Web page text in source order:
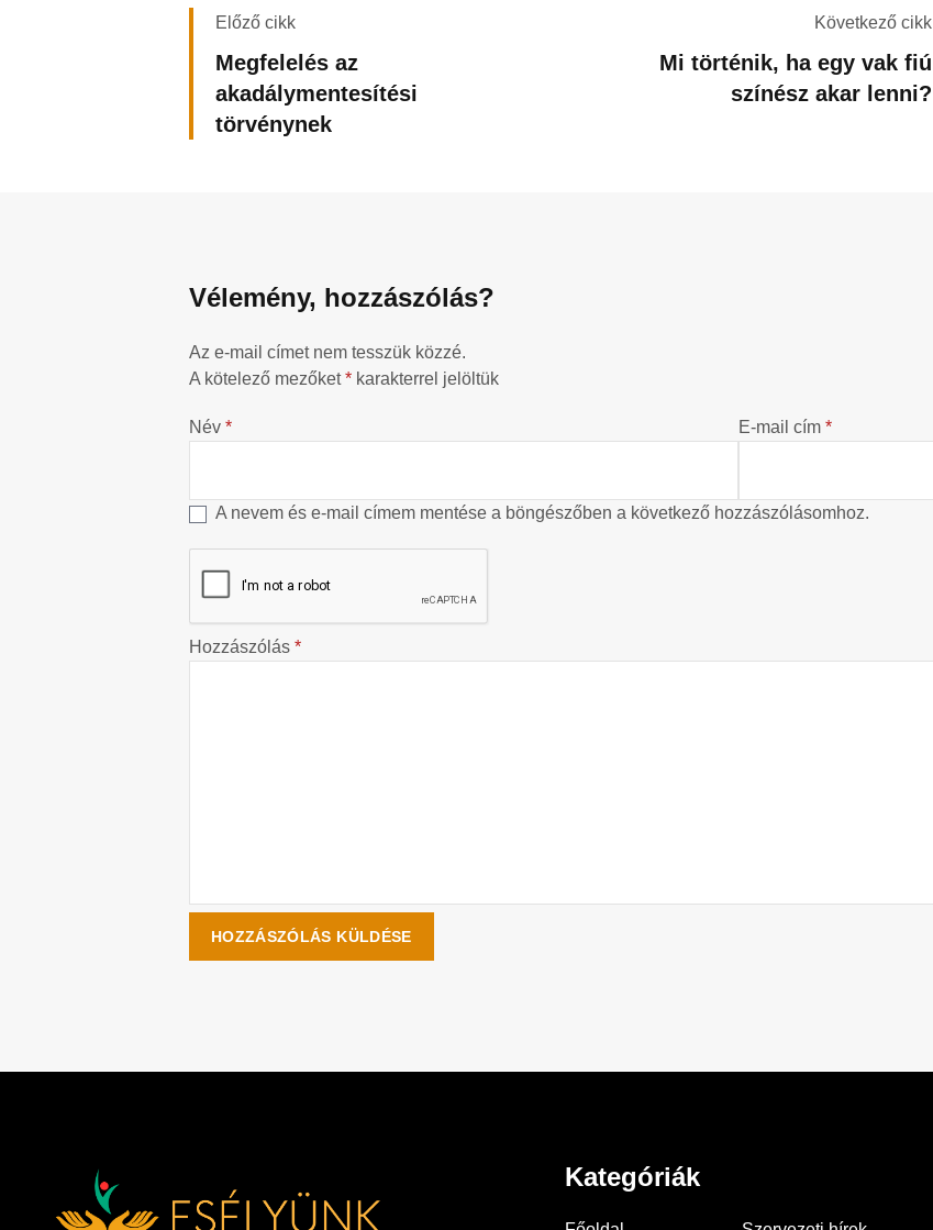
Előző cikk
Megfelelés az
akadálymentesítési
törvénynek
Következő cikk
Mi történik, ha egy vak fiú
színész akar lenni?
Vélemény, hozzászólás?
Az e-mail címet nem tesszük közzé.
A kötelező mezőket* karakterrel jelöltük
Név * E-mail cím *
A nevem és e-mail címem mentése a böngészőben a következő hozzászólásomhoz.
Hozzászólás *
Kategóriák